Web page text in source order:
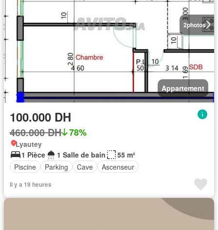
2photos
Appartement
100.000 DH
460.000 DH 78%
Lyautey
1 Pièce
1 Salle de bain
55 m²
Piscine
Parking Cave Ascenseur
Il y a 19 heures